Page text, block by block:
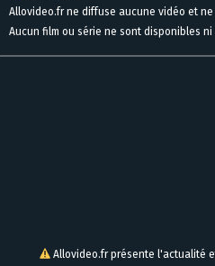
Allovideo.fr ne diffuse aucune vidéo et
Aucun film ou série ne sont disponibles
Allovideo.fr présente l'actualité